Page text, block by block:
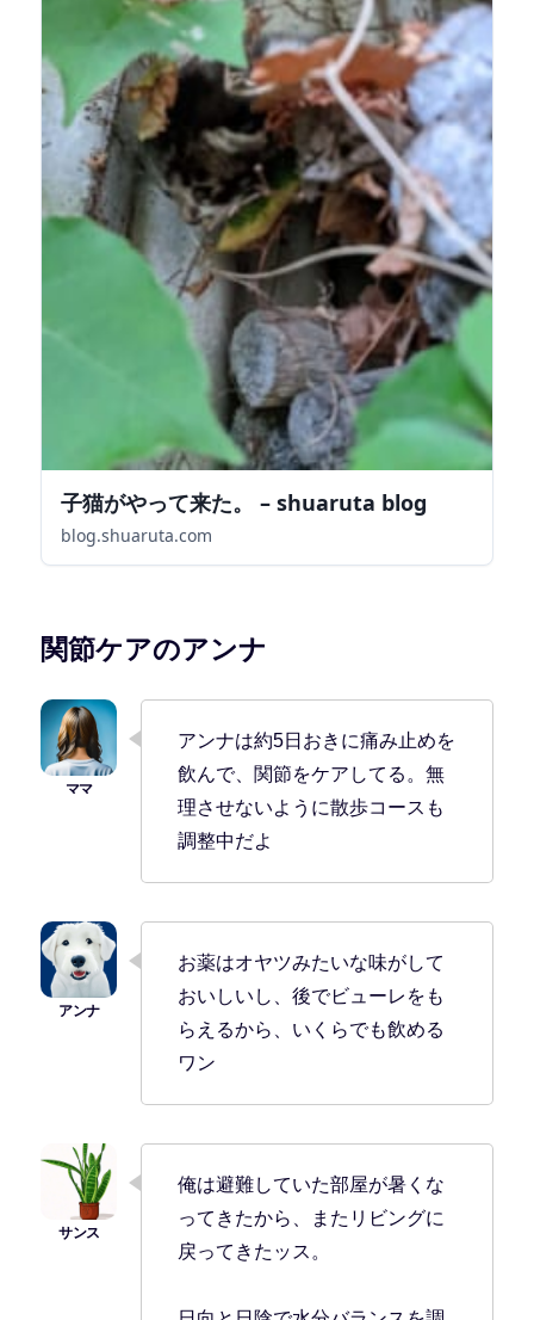
子猫がやって来た。 – shuaruta blog
blog.shuaruta.com
関節ケアのアンナ
アンナは約5日おきに痛み止めを
飲んで、関節をケアしてる。無
理させないように散歩コースも
調整中だよ
お薬はオヤツみたいな味がして
おいしいし、後でビューレをも
らえるから、いくらでも飲める
ワン
俺は避難していた部屋が暑くな
ってきたから、またリビングに
戻ってきたッス。